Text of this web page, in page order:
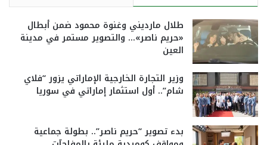
طلال مارديني وغنوة محمود ضمن أبطال
«حريم ناصر»… والتصوير مستمر في مدينة
العين
وزير التجارة الخارجية الإماراتي يزور “فلاي
شام”.. أول استثمار إماراتي في سوريا
بدء تصوير “حريم ناصر”.. بطولة جماعية